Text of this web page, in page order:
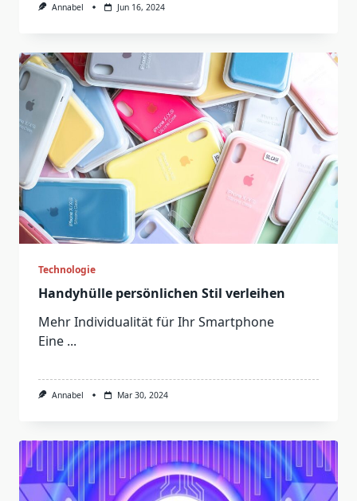
Annabel Jun 16, 2024
Technologie
Handyhülle persönlichen Stil verleihen
Mehr Individualität für Ihr Smartphone
Eine ...
Annabel Mar 30, 2024